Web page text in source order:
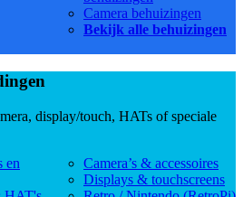
Camera behuizingen
Bekijk alle behuizingen
display/touch, HATs of speciale
en
Camera’s & accessoires
Displays & touchscreens